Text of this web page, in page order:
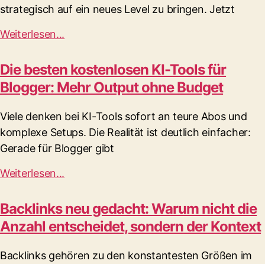
strategisch auf ein neues Level zu bringen. Jetzt
Weiterlesen...
Die besten kostenlosen KI-Tools für
Blogger: Mehr Output ohne Budget
Viele denken bei KI-Tools sofort an teure Abos und
komplexe Setups. Die Realität ist deutlich einfacher:
Gerade für Blogger gibt
Weiterlesen...
Backlinks neu gedacht: Warum nicht die
Anzahl entscheidet, sondern der Kontext
Backlinks gehören zu den konstantesten Größen im